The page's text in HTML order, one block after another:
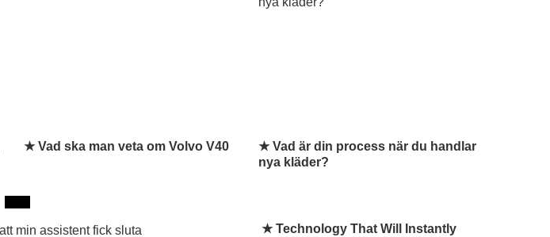
★ Vad ska man veta om Volvo V40
★ Vad är din process när du handlar
nya kläder?
★Technology That Will Instantly